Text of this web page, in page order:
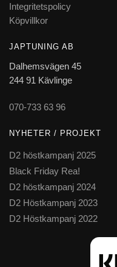
Integritetspolicy
Köpvillkor
JAPTUNING AB
Dalhemsvägen 45
244 91 Kävlinge
070-733 63 96
NYHETER / PROJEKT
D2 höstkampanj 2025
Black Friday Rea!
D2 höstkampanj 2024
D2 Höstkampanj 2023
D2 Höstkampanj 2022